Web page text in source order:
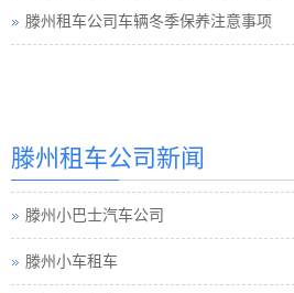
滕州租车公司车辆冬季保养注意事项
滕州租车公司新闻
滕州汽车租赁
滕州租车价格巴士
滕州小巴士汽车公司
滕州小车租车